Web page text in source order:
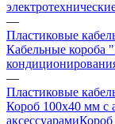
—
Пластиковые
Кабельные короба
—
Пластиковые
Короб 100x40 мм с
аксессуарамиКороб